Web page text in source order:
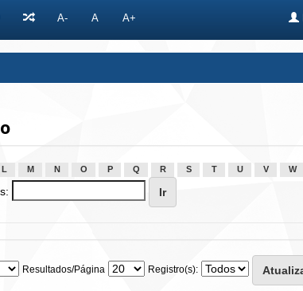
A- A A+
L M N O P Q R S T U V W
Resultados/Página Registro(s):